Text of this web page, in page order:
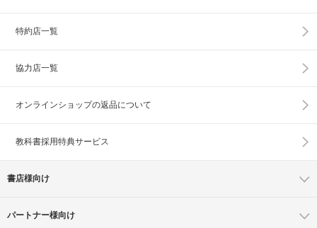
特約店一覧
協力店一覧
オンラインショップの返品について
教科書採用特典サービス
書店様向け
パートナー様向け